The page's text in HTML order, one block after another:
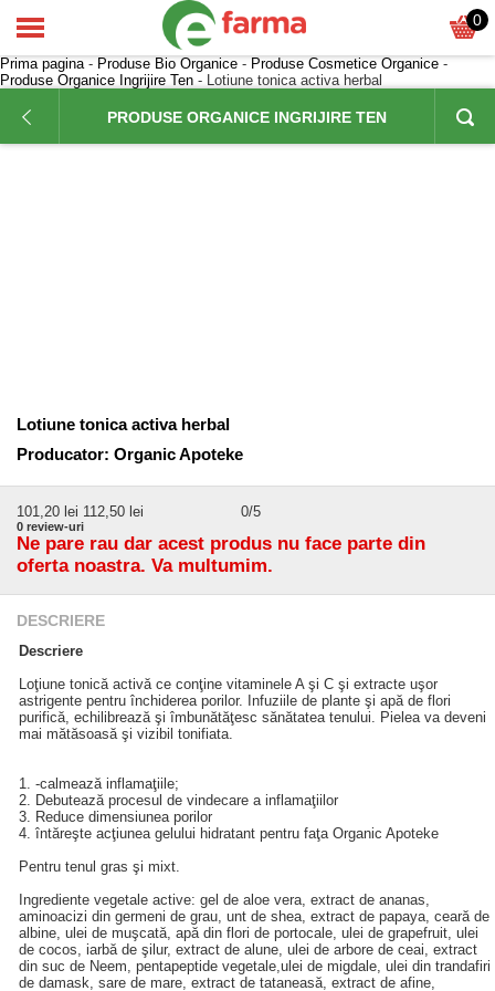
0
Prima pagina- Produse Bio Organice - Produse Cosmetice Organice -
Produse Organice Ingrijire Ten - Lotiune tonica activa herbal
PRODUSE ORGANICE INGRIJIRE TEN
Lotiune tonica activa herbal
Producator: Organic Apoteke
101,20 lei 112,50 lei 0/5
0 review-uri
Ne pare rau dar acest produs nu face parte din
oferta noastra. Va multumim.
DESCRIERE
Descriere
Loţiune tonică activă ce conţine vitaminele A şi C şi extracte uşor
astrigente pentru închiderea porilor. Infuziile de plante şi apă de flori
purifică, echilibrează şi îmbunătăţesc sănătatea tenului. Pielea va deveni
mai mătăsoasă şi vizibil tonifiata.
1. -calmează inflamaţiile;
2. Debutează procesul de vindecare a inflamaţiilor
3. Reduce dimensiunea porilor
4. întăreşte acţiunea gelului hidratant pentru faţa Organic Apoteke
Pentru tenul gras şi mixt.
Ingrediente vegetale active: gel de aloe vera, extract de ananas,
aminoacizi din germeni de grau, unt de shea, extract de papaya, ceară de
albine, ulei de muşcată, apă din flori de portocale, ulei de grapefruit, ulei
de cocos, iarbă de şilur, extract de alune, ulei de arbore de ceai, extract
din suc de Neem, pentapeptide vegetale,ulei de migdale, ulei din trandafiri
de damask, sare de mare, extract de tataneasă, extract de afine,